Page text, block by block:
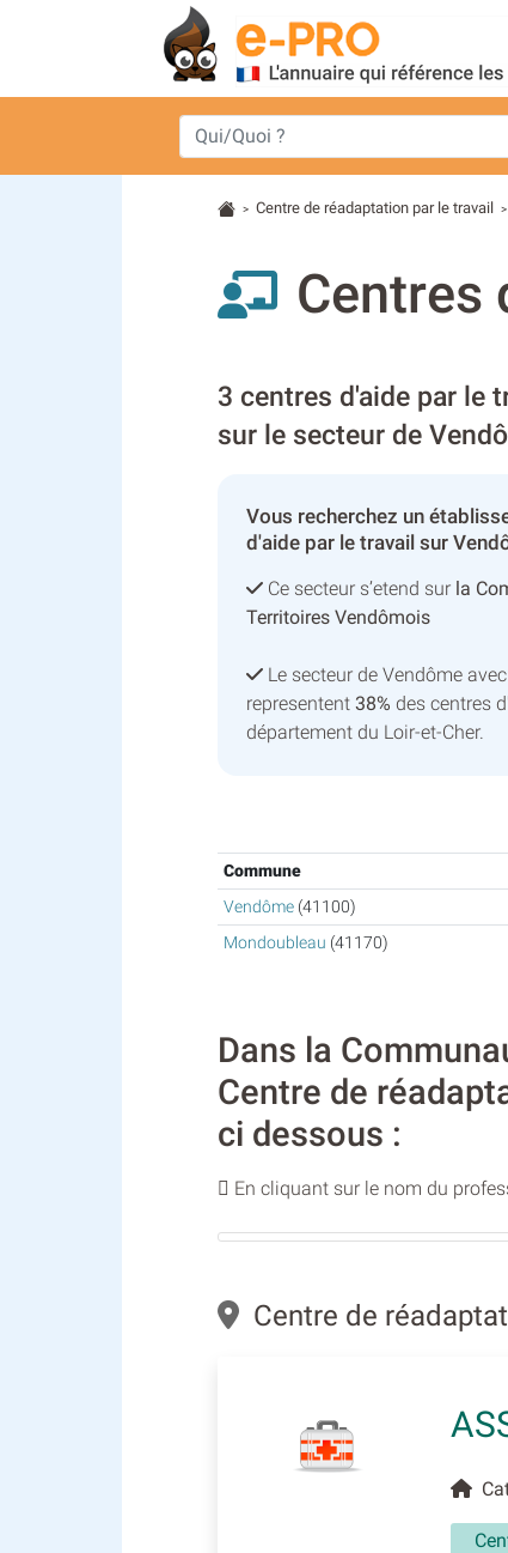
> Centre de réadaptation par le travail >
Centres
3 centres d'aide par le
sur le secteur de
Vous recherchez un
d'aide par le travail sur
Ce secteur s’etend sur la
Territoires Vendômois
Le secteur de Vendôme
representent 38% des centres
département du Loir-et-Cher.
Commune
Vendôme(41100)
Mondoubleau (41170)
Dans la
Centre de
ci dessous :
En cliquant sur le nom du
Centre de